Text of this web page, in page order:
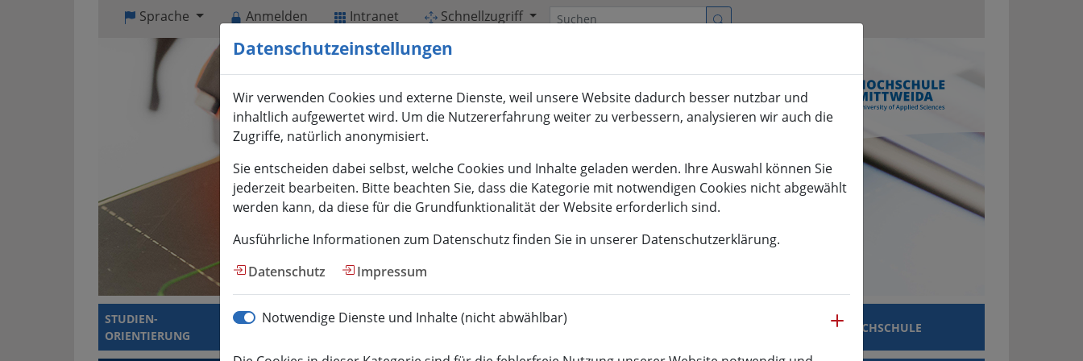
Sprache Anmelden Intranet Schnellzugriff
Suchen
STUDIEN­
ORIENTIERUNG
STUDIERENDE ABSOLVENTEN INTER­NATIONALES HOCHSCHULE
Datenschutzeinstellungen
Wir verwenden Cookies und externe Dienste, weil unsere Website dadurch besser nutzbar und
inhaltlich aufgewertet wird. Um die Nutzererfahrung weiter zu verbessern, analysieren wir auch die
Zugriffe, natürlich anonymisiert.
Sie entscheiden dabei selbst, welche Cookies und Inhalte geladen werden. Ihre Auswahl können Sie
jederzeit bearbeiten. Bitte beachten Sie, dass die Kategorie mit notwendigen Cookies nicht abgewählt
werden kann, da diese für die Grundfunktionalität der Website erforderlich sind.
Ausführliche Informationen zum Datenschutz finden Sie in unserer Datenschutzerklärung.
Datenschutz
Impressum
Notwendige Dienste und Inhalte (nicht abwählbar)